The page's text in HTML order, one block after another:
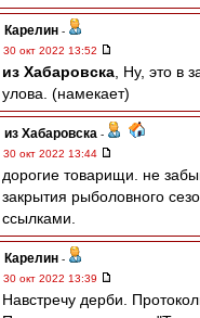
Карелин -
30 окт 2022 13:52
из Хабаровска , Ну, это в
улова. (намекает)
из Хабаровска -
30 окт 2022 13:44
дорогие товарищи. не
закрытия рыболовного
ссылками.
Карелин -
30 окт 2022 13:39
Навстречу дерби.